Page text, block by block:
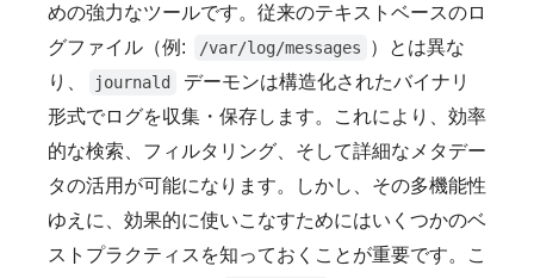
めの強力なツールです。従来のテキストベースのロ
グファイル（例:
/var/log/messages
）とは異な
り、
journald
デーモンは構造化されたバイナリ
形式でログを収集・保存します。これにより、効率
的な検索、フィルタリング、そして詳細なメタデー
タの活用が可能になります。しかし、その多機能性
ゆえに、効果的に使いこなすためにはいくつかのベ
ストプラクティスを知っておくことが重要です。こ